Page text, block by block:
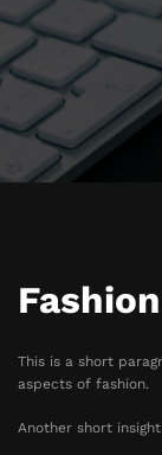
This is a short
aspects of fashion.
Another short